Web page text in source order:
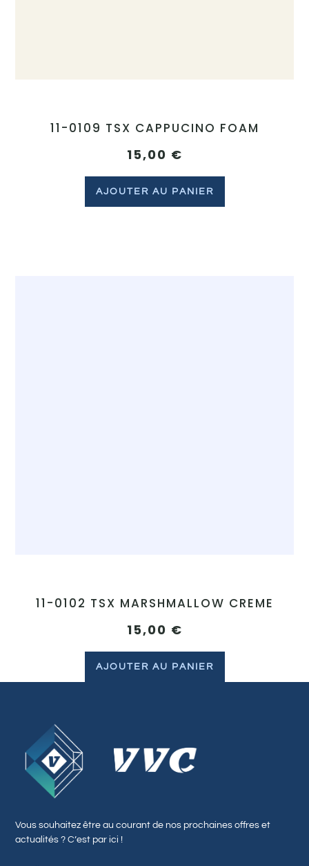
11-0109 TSX CAPPUCINO FOAM
15,00 €
AJOUTER AU PANIER
11-0102 TSX MARSHMALLOW CREME
15,00 €
AJOUTER AU PANIER
Vous souhaitez être au courant de nos prochaines offres et
actualités ? C’est par ici !